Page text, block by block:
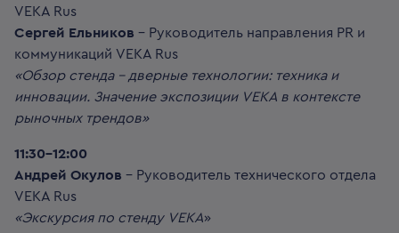
VEKA Rus
Сергей Ельников – Руководитель направления PR и
коммуникаций VEKA Rus
«Обзор стенда – дверные технологии: техника и
инновации. Значение экспозиции VEKA в контексте
рыночных трендов»
11:30-12:00
Андрей Окулов – Руководитель технического отдела
VEKA Rus
«Экскурсия по стенду VEKA»